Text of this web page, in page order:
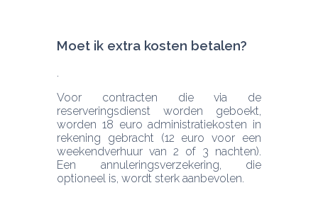
Moet ik extra kosten betalen?
Voor contracten die via de
reserveringsdienst worden geboekt,
worden 18 euro administratiekosten in
rekening gebracht (12 euro voor een
weekendverhuur van 2 of 3 nachten).
Een annuleringsverzekering, die
optioneel is, wordt sterk aanbevolen.